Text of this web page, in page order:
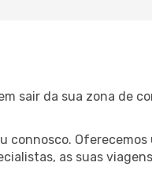
sair da sua zona de
connosco. Oferecemos
as suas